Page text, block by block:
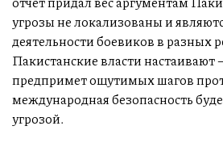
угрозы не локализованы и
деятельности боевиков в разных
Пакистанские власти настаивают
предпримет ощутимых шагов
международная безопасность
угрозой.